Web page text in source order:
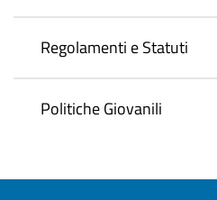
Regolamenti e Statuti
Politiche Giovanili